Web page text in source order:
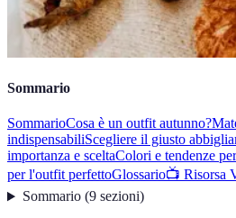
Sommario
SommarioCosa è un outfit autunno?
indispensabiliScegliere il giusto
importanza e sceltaColori e tendenze
per l'outfit perfettoGlossario📺 Risorsa
Sommario(9 sezioni)